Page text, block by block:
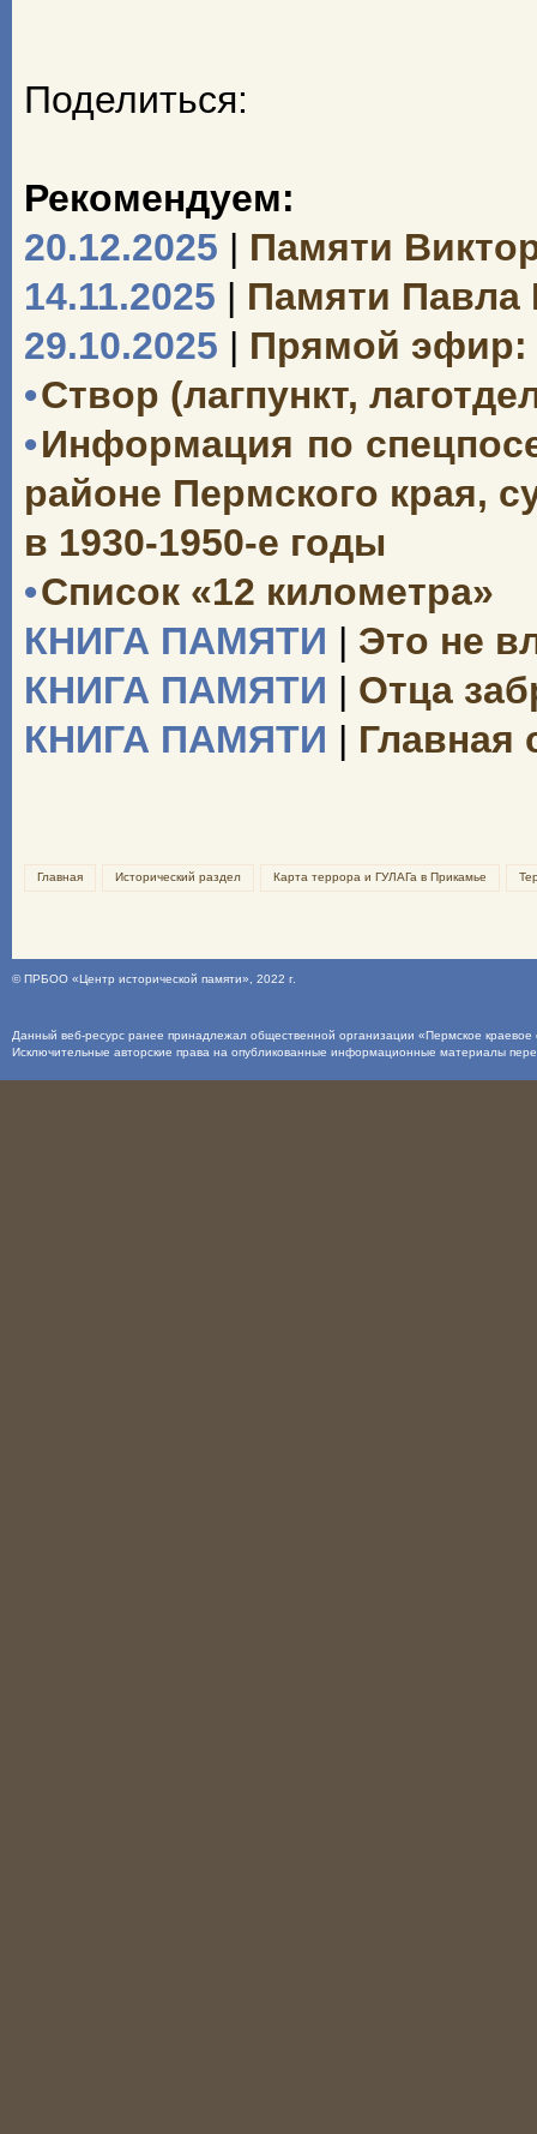
Поделиться:
Рекомендуем:
20.12.2025 | Памяти
14.11.2025 | Памяти Павла
29.10.2025 | Прямой эфир:
•Створ (лагпункт,
•Информация по
районе Пермского края,
в 1930-1950-е годы
•Список «12 километра»
КНИГА ПАМЯТИ | Это не
КНИГА ПАМЯТИ | Отца
КНИГА ПАМЯТИ | Главная
Главная Исторический раздел Карта террора и ГУЛАГа в Прикамье
©ПРБОО «Центр исторической памяти» , 2022 г.
Данный веб-ресурс ранее принадлежал общественной организации «Пермское
Исключительные авторские права на опубликованные информационные материалы